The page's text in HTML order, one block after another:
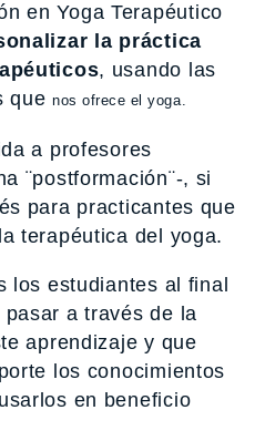
en Yoga Terapéutico
la práctica
, usando las
quenos ofrece el yoga.
a profesores
¨postformación¨-, si
para practicantes que
terapéutica del yoga.
los estudiantes al final
a través de la
aprendizaje y que
los conocimientos
en beneficio